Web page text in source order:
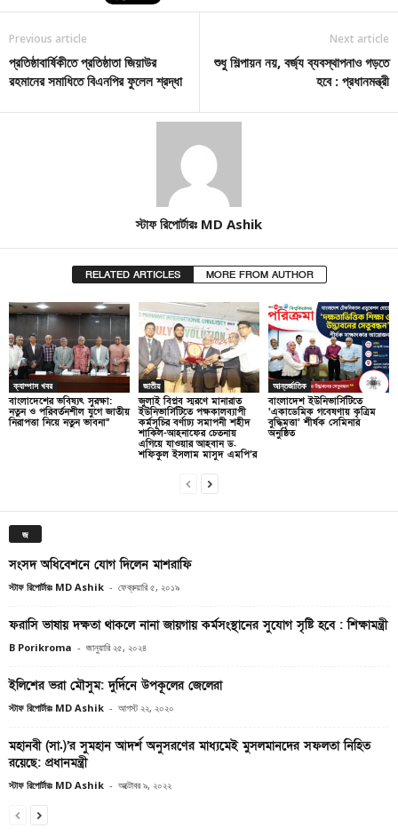
Previous article
প্রতিষ্ঠাবার্ষিকীতে প্রতিষ্ঠাতা জিয়াউর
রহমানের সমাধিতে বিএনপির ফুলেল শ্রদ্ধা
Next article
শুধু শিল্পায়ন নয়, বর্জ্য ব্যবস্থাপনাও গড়তে
হবে : প্রধানমন্ত্রী
স্টাফ রিপোর্টারঃ MD Ashik
RELATED ARTICLES MORE FROM AUTHOR
ক্যাম্পাস খবর
বাংলাদেশের ভবিষ্যৎ সুরক্ষা:
নতুন ও পরিবর্তনশীল যুগে জাতীয়
নিরাপত্তা নিয়ে নতুন ভাবনা”
জাতীয়
জুলাই বিপ্লব স্মরণে মানারাত
ইউনিভার্সিটিতে পক্ষকালব্যাপী
কর্মসূচির বর্ণাঢ্য সমাপনী শহীদ
শাকিল-আহনাফের চেতনায়
এগিয়ে যাওয়ার আহবান ড.
শফিকুল ইসলাম মাসুদ এমপি’র
আন্তর্জাতিক
বাংলাদেশ ইউনিভার্সিটিতে
‘একাডেমিক গবেষণায় কৃত্রিম
বুদ্ধিমত্তা’ শীর্ষক সেমিনার
অনুষ্ঠিত
জ
সংসদ অধিবেশনে যোগ দিলেন মাশরাফি
স্টাফ রিপোর্টারঃ MD Ashik - ফেব্রুয়ারি ৫, ২০১৯
ফরাসি ভাষায় দক্ষতা থাকলে নানা জায়গায় কর্মসংস্থানের সুযোগ সৃষ্টি হবে : শিক্ষামন্ত্রী
B Porikroma - জানুয়ারি ২৫, ২০২৪
ইলিশের ভরা মৌসুম: দুর্দিনে উপকূলের জেলেরা
স্টাফ রিপোর্টারঃ MD Ashik - আগস্ট ২২, ২০২০
মহানবী (সা.)’র সুমহান আদর্শ অনুসরণের মাধ্যমেই মুসলমানদের সফলতা নিহিত
রয়েছে: প্রধানমন্ত্রী
স্টাফ রিপোর্টারঃ MD Ashik - অক্টোবর ৯, ২০২২